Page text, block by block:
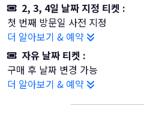
2, 3, 4일 날짜 지정 티켓 :
첫 번째 방문일 사전 지정
더 알아보기 & 예약
자유 날짜 티켓 :
구매 후 날짜 변경 가능
더 알아보기 & 예약